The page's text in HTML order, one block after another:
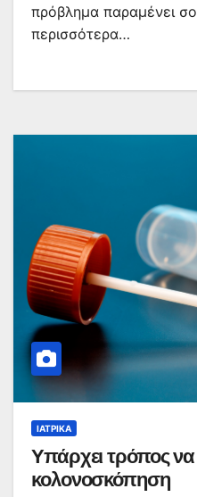
πρόβλημα παραμένει
περισσότερα…
ΙΑΤΡΙΚΆ
Υπάρχει τρόπος
κολονοσκόπηση